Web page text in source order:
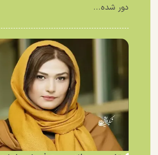
دور شده...